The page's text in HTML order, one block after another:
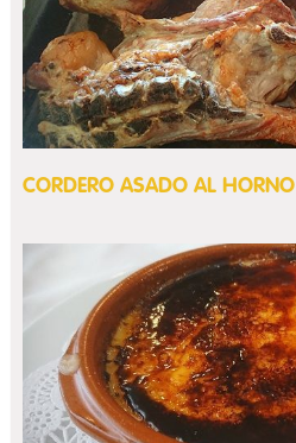
CORDERO ASADO AL HORNO